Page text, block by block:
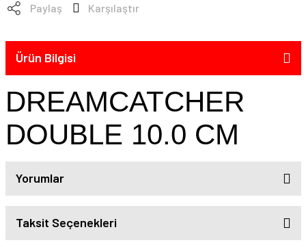
Paylaş Karşılaştır
Ürün Bilgisi
DREAMCATCHER
DOUBLE 10.0 CM
Yorumlar
Taksit Seçenekleri